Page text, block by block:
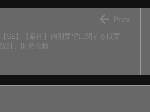
【SE】【案件】個別要望に関する概要
設計、開発依頼
 Prev